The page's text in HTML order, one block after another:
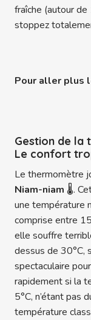
fraîche (autour
stoppez
Pour aller plus
Gestion de la
Le confort
Le thermomètre
Niam-niam 🌡️.
une température
comprise entre
elle souffre
dessus de 30°C,
spectaculaire
rapidement si la
5°C, n’étant pas
température